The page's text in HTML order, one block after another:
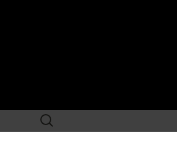
Rechercher :